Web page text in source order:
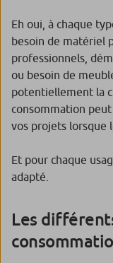
Eh oui, à chaque
besoin de matériel
professionnels,
ou besoin de
potentiellement la
consommation
vos projets lorsque
Et pour chaque
adapté.
Les